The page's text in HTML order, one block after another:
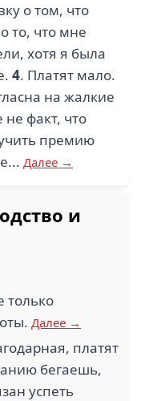
о том, что
то, что мне
хотя я была
4. Платят мало.
на жалкие
факт, что
премию
Далее →
и
только
Далее →
платят
бегаешь,
успеть